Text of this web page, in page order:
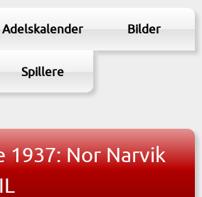
Adelskalender Bilder
Spillere
1937: Nor Narvik